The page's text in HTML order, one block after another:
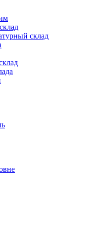
склад